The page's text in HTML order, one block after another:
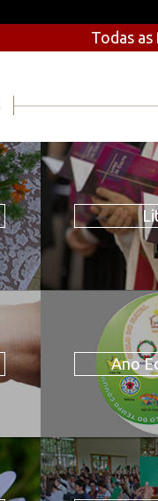
Todas
Ano